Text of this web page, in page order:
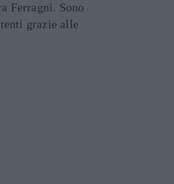
Ferragni. Sono
grazie alle